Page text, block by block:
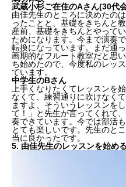
武蔵小杉ご在住のAさん(30代
由佳先生のところに決めたの
ったことと、基礎をきちんと
産前、基礎をきちんとやって
ためになります。今まで演奏
転換になっています。まだ通
画期的なフルート教室だと思
ち始めたので、今度私のレッ
ています。
中学生のBさん
上手くなりたくてレッスンを
なくて、練習通りに吹けなく
ますよ、そういうレッスンを
て！」と先生が言ってくれて
奏できています。今では部活
とても楽しいです。先生のと
当に良かったです。
5. 由佳先生のレッスンを始め